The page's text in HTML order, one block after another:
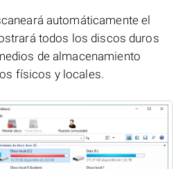
automáticamente el
todos los discos duros
de almacenamiento
físicos y locales.